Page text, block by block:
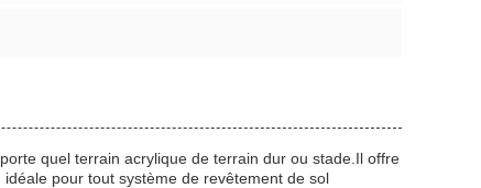
quel terrain acrylique de terrain dur ou stade.Il offre
pour tout système de revêtement de sol